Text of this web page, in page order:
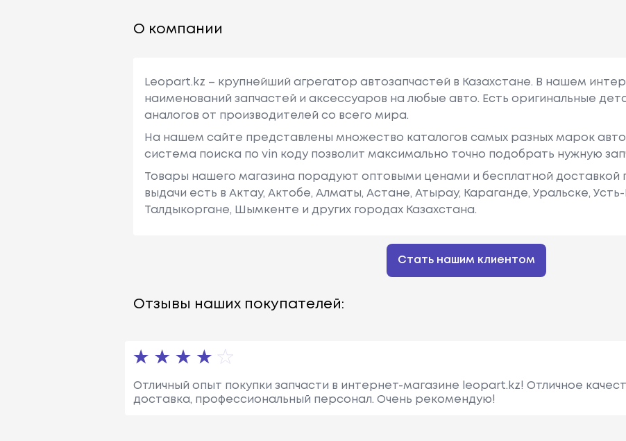
О компании
Leopart.kz – крупнейший агрегатор автозапчастей в Казахстане. В нашем
наименований запчастей и аксессуаров на любые авто. Есть оригинальные
аналогов от производителей со всего мира.
На нашем сайте представлены множество каталогов самых разных марок
система поиска по vin коду позволит максимально точно подобрать нужную
Товары нашего магазина порадуют оптовыми ценами и бесплатной доставкой
выдачи есть в Актау, Актобе, Алматы, Астане, Атырау, Караганде, Уральске,
Талдыкоргане, Шымкенте и других городах Казахстана.
Стать нашим клиентом
Отзывы наших покупателей:
Отличный опыт покупки запчасти в интернет-магазине leopart.kz! Отличное
доставка, профессиональный персонал. Очень рекомендую!